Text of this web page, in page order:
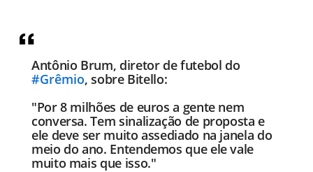
Antônio Brum, diretor de futebol do
#Grêmio, sobre Bitello:
"Por 8 milhões de euros a gente nem
conversa. Tem sinalização de proposta e
ele deve ser muito assediado na janela do
meio do ano. Entendemos que ele vale
muito mais que isso."